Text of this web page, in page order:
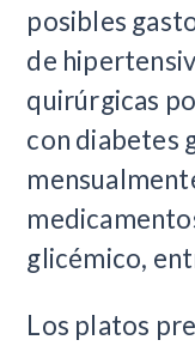
posibles
de
quirúrgicas
con diabetes
glicémico,
Los platos